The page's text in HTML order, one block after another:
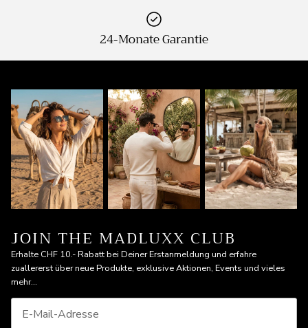
24-Monate Garantie
JOIN THE MADLUXX CLUB
Erhalte CHF 10.- Rabatt bei Deiner Erstanmeldung und erfahre
zuallererst über neue Produkte, exklusive Aktionen, Events und vieles
mehr...